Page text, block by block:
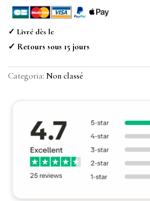
✓ Livré dès le
✓ Retours sous 15 jours
Categoria: Non classé